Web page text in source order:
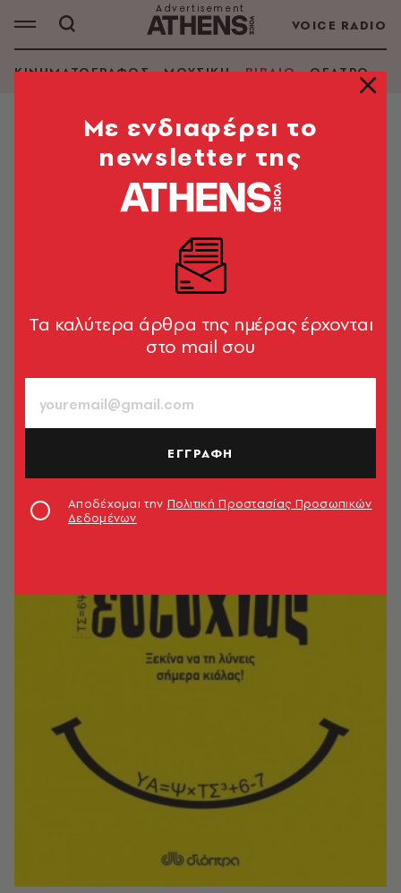
VOICE RADIO
ΚΙΝΗΜΑΤΟΓΡΑΦΟΣ ΜΟΥΣΙΚΗ ΒΙΒΛΙΟ ΘΕΑΤΡΟ -
MO GAWDAT
ΑΝΑΖΗΤΗΣΗ ΒΙΒΛΙΟΥ
Mε ενδιαφέρει το
newsletter της
Tα καλύτερα άρθρα της ημέρας έρχονται
στο mail σου
ΕΓΓΡΑΦΗ
Αποδέχομαι την Πολιτική Προστασίας Προσωπικών
Δεδομένων